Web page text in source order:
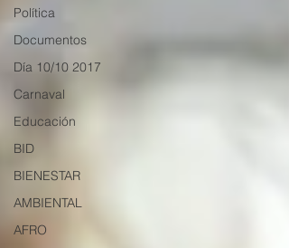
Política
Documentos
Día 10/10 2017
Carnaval
Educación
BID
BIENESTAR
AMBIENTAL
AFRO